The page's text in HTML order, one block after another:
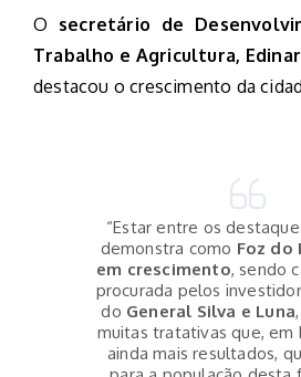
O secretário de
Trabalho e Agricultura,
destacou o crescimento da
“Estar entre os
demonstra como Foz do
em crescimento, sendo
procurada pelos
do General Silva e Luna
muitas tratativas que, em
ainda mais resultados,